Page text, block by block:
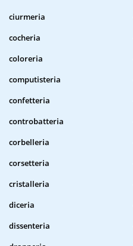
ciurmeria
cocheria
coloreria
computisteria
confetteria
controbatteria
corbelleria
corsetteria
cristalleria
diceria
dissenteria